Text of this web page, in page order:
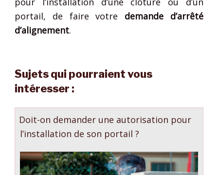
portail, de faire votre demande d’arrêté
d’alignement.
Sujets qui pourraient vous
intéresser :
Doit-on demander une autorisation pour
l’installation de son portail ?